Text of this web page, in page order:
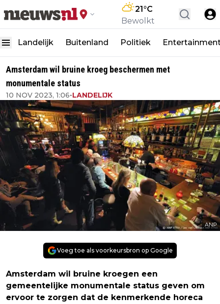
21°C
Bewolkt
Landelijk Buitenland Politiek
Amsterdam wil bruine kroeg beschermen met
monumentale status
10 NOV 2023, 1:06•LANDELIJK
ANP
Voeg toe als voorkeursbron op Google
Amsterdam wil bruine kroegen een
gemeentelijke monumentale status geven om
ervoor te zorgen dat de kenmerkende horeca